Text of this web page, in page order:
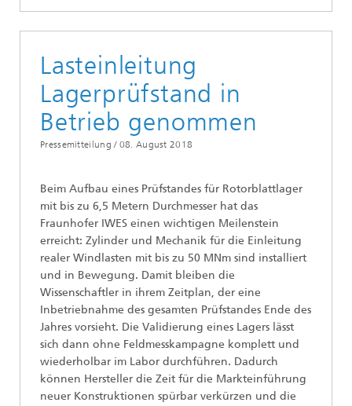
Lasteinleitung
Lagerprüfstand in
Betrieb genommen
Pressemitteilung / 08. August 2018
Beim Aufbau eines Prüfstandes für Rotorblattlager
mit bis zu 6,5 Metern Durchmesser hat das
Fraunhofer IWES einen wichtigen Meilenstein
erreicht: Zylinder und Mechanik für die Einleitung
realer Windlasten mit bis zu 50 MNm sind installiert
und in Bewegung. Damit bleiben die
Wissenschaftler in ihrem Zeitplan, der eine
Inbetriebnahme des gesamten Prüfstandes Ende des
Jahres vorsieht. Die Validierung eines Lagers lässt
sich dann ohne Feldmesskampagne komplett und
wiederholbar im Labor durchführen. Dadurch
können Hersteller die Zeit für die Markteinführung
neuer Konstruktionen spürbar verkürzen und die